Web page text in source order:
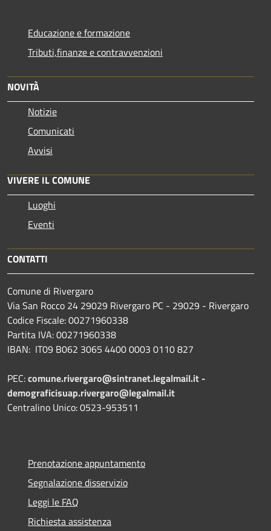
Educazione e formazione
Tributi,finanze e contravvenzioni
NOVITÀ
Notizie
Comunicati
Avvisi
VIVERE IL COMUNE
Luoghi
Eventi
CONTATTI
Comune di Rivergaro
Via San Rocco 24 29029 Rivergaro PC - 29029 - Rivergaro
Codice Fiscale: 00271960338
Partita IVA: 00271960338
IBAN: IT09 B062 3065 4400 0003 0110 827
PEC:comune.rivergaro@sintranet.legalmail.it -
demograficisuap.rivergaro@legalmail.it
Centralino Unico: 0523-953511
Prenotazione appuntamento
Segnalazione disservizio
Leggi le FAQ
Richiesta assistenza